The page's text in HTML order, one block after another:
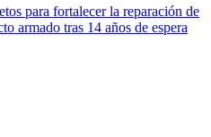
para fortalecer la reparación de
armado tras 14 años de espera